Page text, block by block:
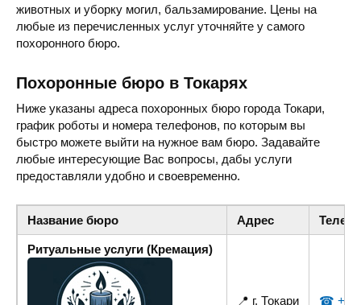
животных и уборку могил, бальзамирование. Цены на
любые из перечисленных услуг уточняйте у самого
похоронного бюро.
Похоронные бюро в Токарях
Ниже указаны адреса похоронных бюро города Токари,
график роботы и номера телефонов, по которым вы
быстро можете выйти на нужное вам бюро. Задавайте
любые интересующие Вас вопросы, дабы услуги
предоставляли удобно и своевременно.
Название бюро Адрес
Ритуальные услуги (Кремация)
📍 г. Токари ☎ +38